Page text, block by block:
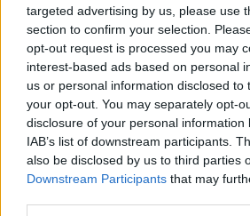
targeted advertising by us, please use
section to confirm your selection.
opt-out request is processed you may
interest-based ads based on personal
us or personal information disclosed to
your opt-out. You may separately opt-
disclosure of your personal information
IAB’s list of downstream participants.
also be disclosed by us to third parties
Downstream Participants that may